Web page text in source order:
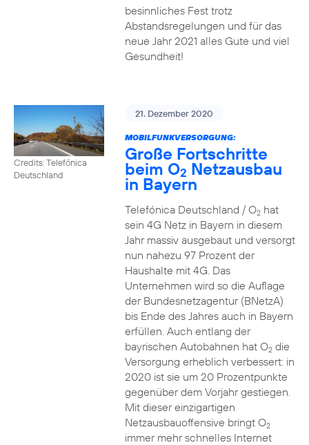
besinnliches Fest trotz
Abstandsregelungen und für das
neue Jahr 2021 alles Gute und viel
Gesundheit!
Credits: Telefónica
Deutschland
21. Dezember 2020
MOBILFUNKVERSORGUNG:
Große Fortschritte
beim O2 Netzausbau
in Bayern
Telefónica Deutschland / O2hat
sein 4G Netz in Bayern in diesem
Jahr massiv ausgebaut und versorgt
nun nahezu 97 Prozent der
Haushalte mit 4G. Das
Unternehmen wird so die Auflage
der Bundesnetzagentur (BNetzA)
bis Ende des Jahres auch in Bayern
erfüllen. Auch entlang der
bayrischen Autobahnen hat O2die
Versorgung erheblich verbessert: in
2020 ist sie um 20 Prozentpunkte
gegenüber dem Vorjahr gestiegen.
Mit dieser einzigartigen
Netzausbauoffensive bringt O2
immer mehr schnelles Internet